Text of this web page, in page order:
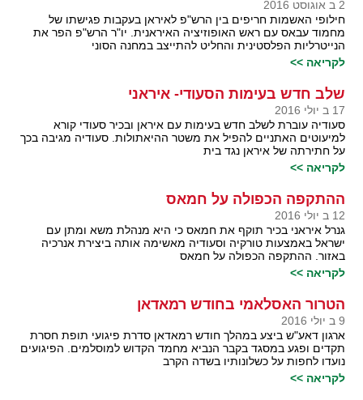
2 ב אוגוסט 2016
חילופי האשמות חריפים בין הרש"פ לאיראן בעקבות פגישתו של
מחמוד עבאס עם ראש האופוזיציה האיראנית. יו"ר הרש"פ הפר את
הנייטרליות הפלסטינית והחליט להתייצב במחנה הסוני
לקריאה >>
שלב חדש בעימות הסעודי- איראני
17 ב יולי 2016
סעודיה עוברת לשלב חדש בעימות עם איראן ובכיר סעודי קורא
למיעוטים האתניים להפיל את משטר ההיאתולות. סעודיה מגיבה בכך
על חתירתה של איראן נגד בית
לקריאה >>
ההתקפה הכפולה על חמאס
12 ב יולי 2016
גנרל איראני בכיר תוקף את חמאס כי היא מנהלת משא ומתן עם
ישראל באמצעות טורקיה וסעודיה מאשימה אותה ביצירת אנרכיה
באזור. ההתקפה הכפולה על חמאס
לקריאה >>
הטרור האסלאמי בחודש רמאדאן
9 ב יולי 2016
ארגון דאע"ש ביצע במהלך חודש רמאדאן סדרת פיגועי תופת חסרת
תקדים ופגע במסגד בקבר הנביא מחמד הקדוש למוסלמים. הפיגועים
נועדו לחפות על כשלונותיו בשדה הקרב
לקריאה >>